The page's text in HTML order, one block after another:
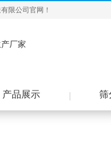
限公司官网！
产品展示 筛